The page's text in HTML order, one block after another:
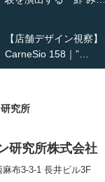
【店舗デザイン視察】
CarneSio 158｜”…
【熊の鳥焼き】囲炉裏
研究所株式会社
布3-3-1 長井ビル3F